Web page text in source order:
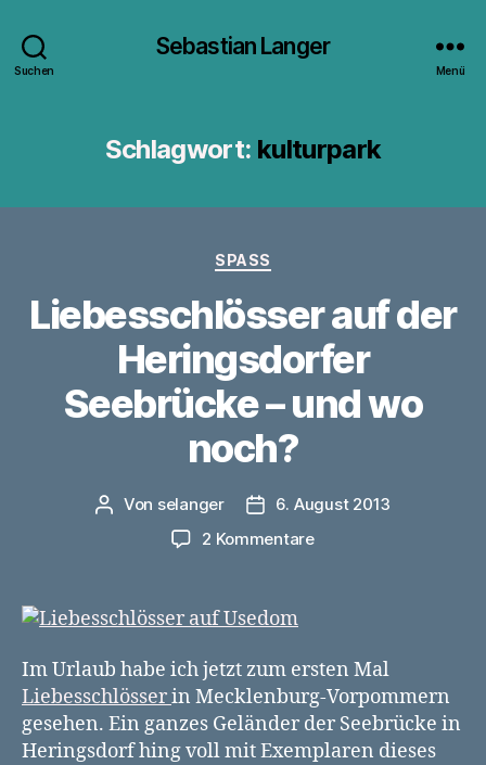
Suchen
Sebastian Langer
Menü
Schlagwort: kulturpark
Kategorien
SPASS
Liebesschlösser auf der
Heringsdorfer
Seebrücke – und wo
noch?
Beitragsautor
Von selanger Veröffentlichungsdatum
6. August 2013
2 Kommentarezu
Seebrücke
–
und
wo
noch?
Im Urlaub habe ich jetzt zum ersten Mal
Liebesschlösserin Mecklenburg-Vorpommern
gesehen. Ein ganzes Geländer der Seebrücke in
Heringsdorf hing voll mit Exemplaren dieses